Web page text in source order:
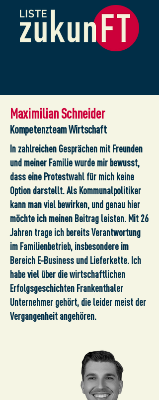
Maximilian Schneider
Kompetenzteam Wirtschaft
In zahlreichen Gesprächen mit Freunden
und meiner Familie wurde mir bewusst,
dass eine Protestwahl für mich keine
Option darstellt. Als Kommunalpolitiker
kann man viel bewirken, und genau hier
möchte ich meinen Beitrag leisten. Mit 26
Jahren trage ich bereits Verantwortung
im Familienbetrieb, insbesondere im
Bereich E-Business und Lieferkette. Ich
habe viel über die wirtschaftlichen
Erfolgsgeschichten Frankenthaler
Unternehmer gehört, die leider meist der
Vergangenheit angehören.